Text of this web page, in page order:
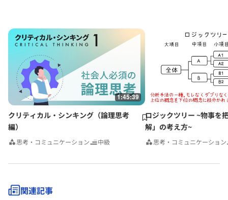
1:45:39
クリティカル・シンキング（論理思考
編）
思考・コミュニケーション 中級
ロジックツリー ~物事を
解」の考え方~
思考・コミュニケーション
関連記事